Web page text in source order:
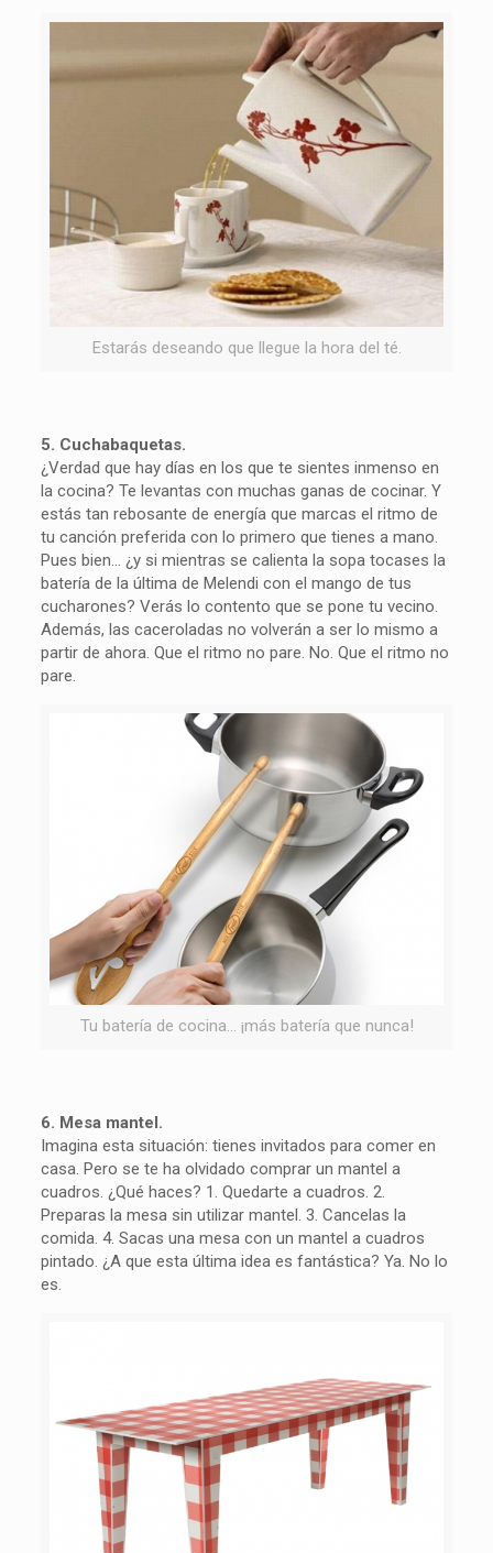
Estarás deseando que llegue la hora del té.
5. Cuchabaquetas.
¿Verdad que hay días en los que te sientes inmenso en
la cocina? Te levantas con muchas ganas de cocinar. Y
estás tan rebosante de energía que marcas el ritmo de
tu canción preferida con lo primero que tienes a mano.
Pues bien… ¿y si mientras se calienta la sopa tocases la
batería de la última de Melendi con el mango de tus
cucharones? Verás lo contento que se pone tu vecino.
Además, las caceroladas no volverán a ser lo mismo a
partir de ahora. Que el ritmo no pare. No. Que el ritmo no
pare.
Tu batería de cocina… ¡más batería que nunca!
6. Mesa mantel.
Imagina esta situación: tienes invitados para comer en
casa. Pero se te ha olvidado comprar un mantel a
cuadros. ¿Qué haces? 1. Quedarte a cuadros. 2.
Preparas la mesa sin utilizar mantel. 3. Cancelas la
comida. 4. Sacas una mesa con un mantel a cuadros
pintado. ¿A que esta última idea es fantástica? Ya. No lo
es.